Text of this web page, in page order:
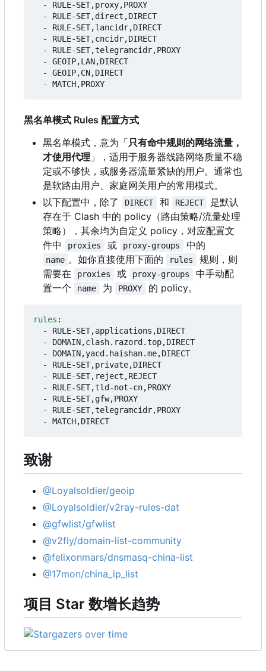
- RULE-SET,proxy,PROXY
- RULE-SET,direct,DIRECT
- RULE-SET,lancidr,DIRECT
- RULE-SET,cncidr,DIRECT
- RULE-SET,telegramcidr,PROXY
- GEOIP,LAN,DIRECT
- GEOIP,CN,DIRECT
- MATCH,PROXY
黑名单模式 Rules 配置方式
黑名单模式，意为「只有命中规则的网络流量，
才使用代理 」，适用于服务器线路网络质量不稳
定或不够快，或服务器流量紧缺的用户。通常也
是软路由用户、家庭网关用户的常用模式。
以下配置中，除了
DIRECT 和 REJECT
是默认
存在于 Clash 中的 policy （路由策略/流量处理
策略），其余均为自定义 policy ， 对应配置文
件中
proxies 或 proxy-groups 中的
name 。如你直接使用下面的 rules
规则，则
需要在
proxies 或 proxy-groups
中手动配
置一个
name 为 PROXY 的 policy。
rules :
- RULE-SET,applications,DIRECT
- DOMAIN,clash.razord.top,DIRECT
- DOMAIN,yacd.haishan.me,DIRECT
- RULE-SET,private,DIRECT
- RULE-SET,reject,REJECT
- RULE-SET,tld-not-cn,PROXY
- RULE-SET,gfw,PROXY
- RULE-SET,telegramcidr,PROXY
- MATCH,DIRECT
致谢
@Loyalsoldier/geoip
@Loyalsoldier/v2ray-rules-dat
@gfwlist/gfwlist
@v2fly/domain-list-community
@felixonmars/dnsmasq-china-list
@17mon/china_ip_list
项目 Star 数增长趋势